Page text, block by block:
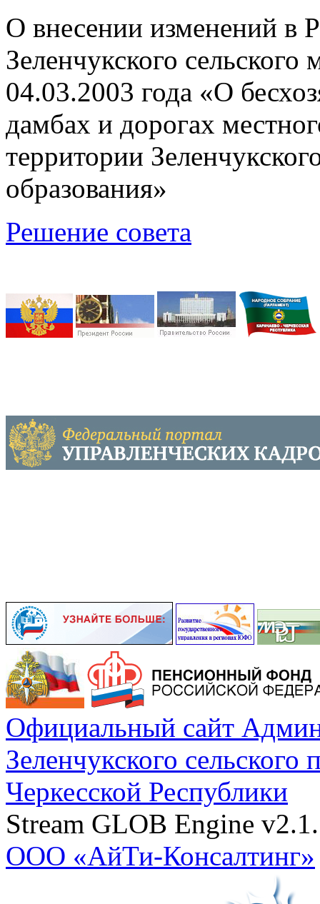
О внесении изменений в
Зеленчукского
04.03.2003 года «О
дамбах и дорогах
территории
образования»
Решение совета
Официальный сайт
Зеленчукского сельского
Черкесской Республики
Stream GLOB Engine v2.1.
ООО «АйТи-Консалтинг»